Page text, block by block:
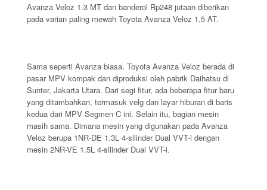
Avanza Veloz 1.3 MT dan banderol Rp248 jutaan diberikan
pada varian paling mewah Toyota Avanza Veloz 1.5 AT.
Sama seperti Avanza biasa, Toyota Avanza Veloz berada di
pasar MPV kompak dan diproduksi oleh pabrik Daihatsu di
Sunter, Jakarta Utara. Dari segi fitur, ada beberapa fitur baru
yang ditambahkan, termasuk velg dan layar hiburan di baris
kedua dari MPV Segmen C ini. Selain itu, bagian mesin
masih sama. Dimana mesin yang digunakan pada Avanza
Veloz berupa 1NR-DE 1.3L 4-silinder Dual VVT-i dengan
mesin 2NR-VE 1.5L 4-silinder Dual VVT-i.